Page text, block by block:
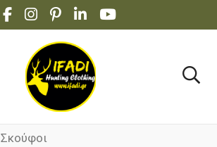
FACEBOOK SOCIAL LINK
INSTAGRAM SOCIAL LINK
PINTEREST SOCIAL LINK
LINKEDIN SOCIAL LINK
YOUTUBE SOCIAL
Σκούφοι